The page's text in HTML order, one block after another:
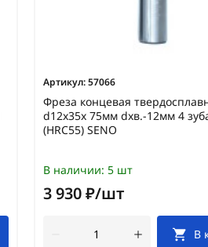
Артикул:57066
Фреза концевая
d12х35х 75мм dхв.-12мм 4
(HRC55) SENO
В наличии: 5 шт
3 930 ₽/шт
В